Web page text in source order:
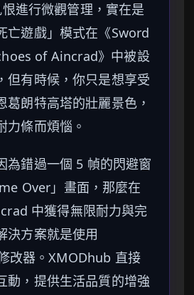
進行微觀管理，實在是
亡遊戲」模式在《Sword
of Aincrad》中被設
但有時候，你只是想享受
葛朗特高塔的壯麗景色，
力條而煩惱。
為錯過一個 5 幀的閃避窗
Over」畫面，那麼在
中獲得無限耐力與完
決方案就是使用
改器。XMODhub 直接
動，提供生活品質的增強